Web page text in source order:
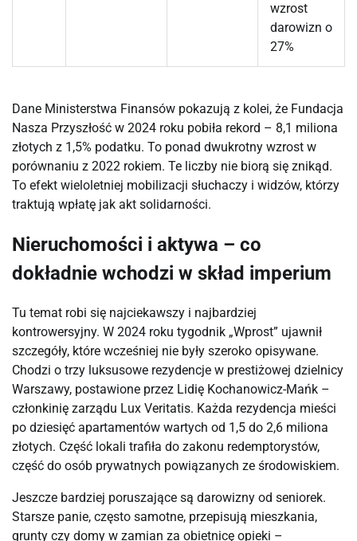
wzrost
darowizn o
27%
Dane Ministerstwa Finansów pokazują z kolei, że Fundacja
Nasza Przyszłość w 2024 roku pobiła rekord – 8,1 miliona
złotych z 1,5% podatku. To ponad dwukrotny wzrost w
porównaniu z 2022 rokiem. Te liczby nie biorą się znikąd.
To efekt wieloletniej mobilizacji słuchaczy i widzów, którzy
traktują wpłatę jak akt solidarności.
Nieruchomości i aktywa – co
dokładnie wchodzi w skład imperium
Tu temat robi się najciekawszy i najbardziej
kontrowersyjny. W 2024 roku tygodnik „Wprost” ujawnił
szczegóły, które wcześniej nie były szeroko opisywane.
Chodzi o trzy luksusowe rezydencje w prestiżowej dzielnicy
Warszawy, postawione przez Lidię Kochanowicz-Mańk –
członkinię zarządu Lux Veritatis. Każda rezydencja mieści
po dziesięć apartamentów wartych od 1,5 do 2,6 miliona
złotych. Część lokali trafiła do zakonu redemptorystów,
część do osób prywatnych powiązanych ze środowiskiem.
Jeszcze bardziej poruszające są darowizny od seniorek.
Starsze panie, często samotne, przepisują mieszkania,
grunty czy domy w zamian za obietnicę opieki –